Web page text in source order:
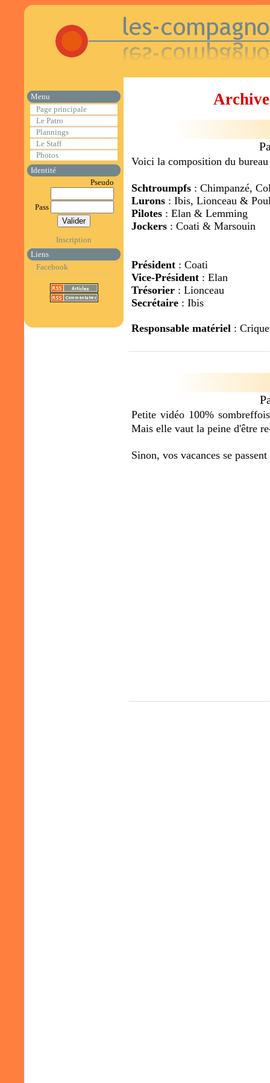
Menu
Page principale
Le Patro
Plannings
Le Staff
Photos
Identité
Pseudo
Pass
Inscription
Liens
Facebook
Voici la composition du
Schtroumpfs : Chimpanzé,
Lurons : Ibis, Lionceau &
Pilotes : Elan & Lemming
Jockers : Coati & Marsouin
Président : Coati
Vice-Président : Elan
Trésorier : Lionceau
Secrétaire : Ibis
Responsable matériel :
Petite vidéo 100%
Mais elle vaut la peine d'être
Sinon, vos vacances se